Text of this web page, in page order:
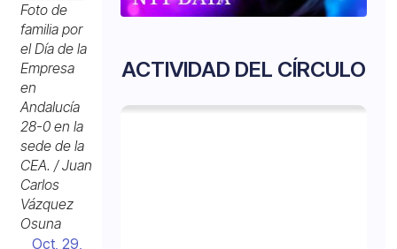
Foto de
familia por
el Día de la
Empresa
en
Andalucía
28-0 en la
sede de la
CEA. / Juan
Carlos
Vázquez
Osuna
Oct, 29,
ACTIVIDAD DEL CÍRCULO